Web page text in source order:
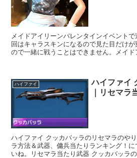
メイドアイリーンバレンタインイベント
回はキャラスキンになるので見た目だけ
ので一緒に戦うことはできません。メイド
ハイファイ
ハイファイ
｜リセマラ
ハイファイ クッカバッラのリセマラのや
ラ方法＆武器、傭兵当たりランキング！
いね。リセマラ当たり武器 クッカバッラ